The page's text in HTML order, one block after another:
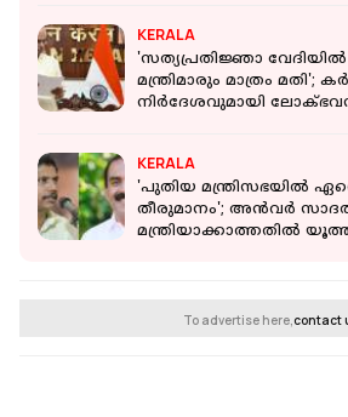
KERALA
'സത്യപ്രതിജ്ഞാ വേദിയില്‍
മന്ത്രിമാരും മാത്രം മതി';
നിര്‍ദേശവുമായി
KERALA
'പുതിയ മന്ത്രിസഭയിൽ
തീരുമാനം'; അൻവർ
മന്ത്രിയാക്കാത്തതിൽ
To advertise here,contact